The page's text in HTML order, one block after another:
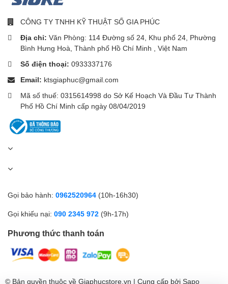
CÔNG TY TNHH KỸ THUẬT SỐ GIA PHÚC
Địa chỉ: Văn Phòng: 114 Đường số 24, Khu phố 24, Phường
Bình Hưng Hoà, Thành phố Hồ Chí Minh , Việt Nam
Số điện thoại: 0933337176
Email: ktsgiaphuc@gmail.com
Mã số thuế: 0315614998 do Sở Kế Hoạch Và Đầu Tư Thành
Phố Hồ Chí Minh cấp ngày 08/04/2019
Gọi bảo hành: 0962520964 (10h-16h30)
Gọi khiếu nại: 090 2345 972 (9h-17h)
Phương thức thanh toán
© Bản quyền thuộc về Giaphucstore.vn | Cung cấp bởi Sapo